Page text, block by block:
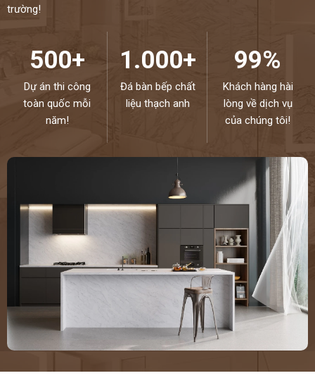
trường!
500+
Dự án thi công
toàn quốc mỗi
năm!
1.000+
Đá bàn bếp chất
liệu thạch anh
99%
Khách hàng hài
lòng về dịch vụ
của chúng tôi!